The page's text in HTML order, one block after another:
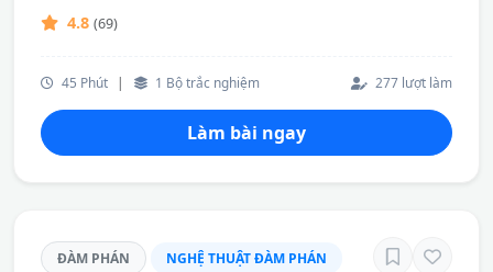
4.8 (69)
45 Phút | 1 Bộ trắc nghiệm 277 lượt làm
Làm bài ngay
ĐÀM PHÁN NGHỆ THUẬT ĐÀM PHÁN